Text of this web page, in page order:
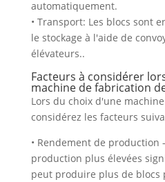
automatiquement.
• Transport: Les blocs sont
le stockage à l'aide de
élévateurs..
Facteurs à considérer
machine de fabrication
Lors du choix d'une
considérez les facteurs
• Rendement de production
production plus élevées
peut produire plus de blocs